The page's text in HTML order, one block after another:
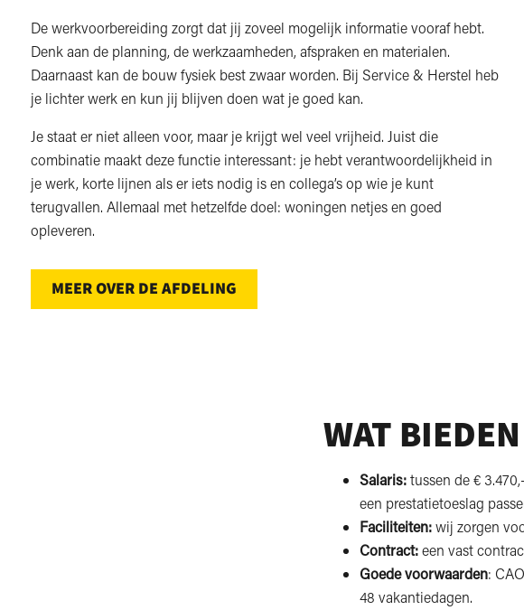
De werkvoorbereiding zorgt dat jij zoveel mogelijk informatie vooraf hebt.
Denk aan de planning, de werkzaamheden, afspraken en materialen.
Daarnaast kan de bouw fysiek best zwaar worden. Bij Service & Herstel heb
je lichter werk en kun jij blijven doen wat je goed kan.
Je staat er niet alleen voor, maar je krijgt wel veel vrijheid. Juist die
combinatie maakt deze functie interessant: je hebt verantwoordelijkheid in
je werk, korte lijnen als er iets nodig is en collega’s op wie je kunt
terugvallen. Allemaal met hetzelfde doel: woningen netjes en goed
opleveren.
MEER OVER DE AFDELING
WAT
Salaris:tussen de €
een prestatietoeslag
Faciliteiten:wij zorgen
Contract:een vast
Goede voorwaarden:
48 vakantiedagen.